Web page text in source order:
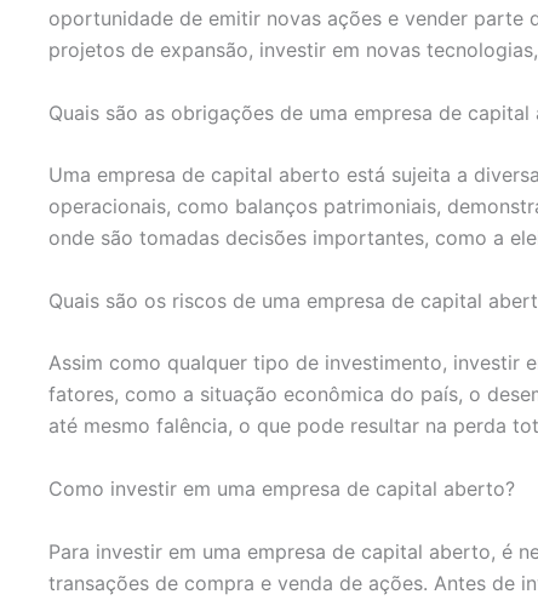
oportunidade de emitir novas ações e vender parte
projetos de expansão, investir em novas
Quais são as obrigações de uma empresa de capital
Uma empresa de capital aberto está sujeita a
operacionais, como balanços patrimoniais,
onde são tomadas decisões importantes, como a
Quais são os riscos de uma empresa de capital
Assim como qualquer tipo de investimento, investir
fatores, como a situação econômica do país, o
até mesmo falência, o que pode resultar na perda
Como investir em uma empresa de capital aberto?
Para investir em uma empresa de capital aberto, é
transações de compra e venda de ações. Antes de